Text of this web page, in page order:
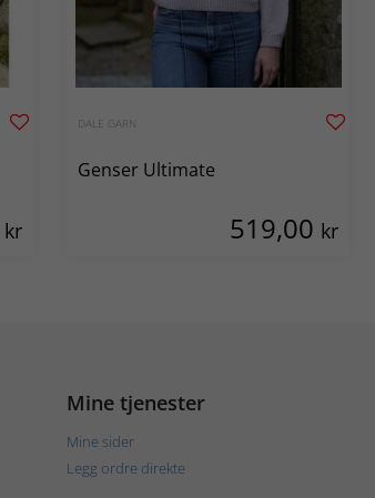
kr
DALE GARN
Genser Ultimate
519,00 kr
Mine tjenester
Mine sider
Legg ordre direkte